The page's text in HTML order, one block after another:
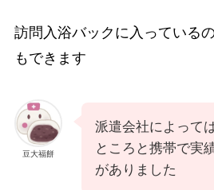
訪問入浴バックに入っている
もできます
豆大福餅
派遣会社によって
ところと携帯で実
がありました